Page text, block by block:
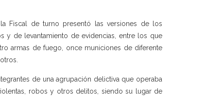
Fiscal de turno presentó las versiones de los
y de levantamiento de evidencias, entre los que
armas de fuego, once municiones de diferente
de una agrupación delictiva que operaba
robos y otros delitos, siendo su lugar de